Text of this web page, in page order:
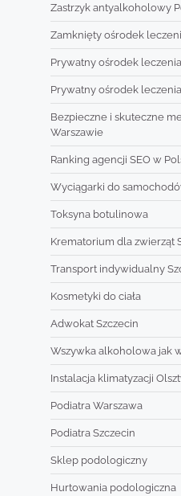
Zastrzyk antyalkoholowy
Zamknięty ośrodek
Prywatny ośrodek
Prywatny ośrodek
Bezpieczne i skuteczne
Warszawie
Ranking agencji SEO w
Wyciągarki do
Toksyna botulinowa
Krematorium dla zwierząt
Transport indywidualny
Kosmetyki do ciała
Adwokat Szczecin
Wszywka alkoholowa jak
Instalacja klimatyzacji
Podiatra Warszawa
Podiatra Szczecin
Sklep podologiczny
Hurtowania podologiczna